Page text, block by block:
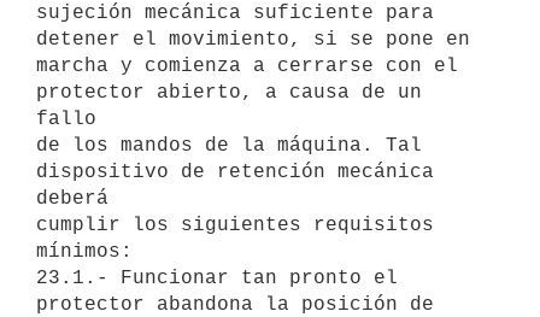
sujeción mecánica suficiente para
detener el movimiento, si se pone en
marcha y comienza a cerrarse con el
protector abierto, a causa de un
fallo
de los mandos de la máquina. Tal
dispositivo de retención mecánica
deberá
cumplir los siguientes requisitos
mínimos:
23.1.- Funcionar tan pronto el
protector abandona la posición de